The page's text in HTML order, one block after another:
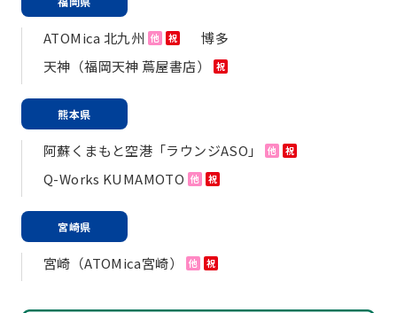
ATOMica 北九州 他 祝
博多
天神（福岡天神 蔦屋書店）
祝
熊本県
阿蘇くまもと空港「ラウンジASO」 他 祝
Q-Works KUMAMOTO 他 祝
宮崎県
宮崎（ATOMica宮崎） 他 祝